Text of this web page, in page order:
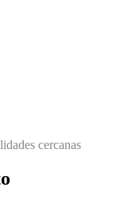
cercanas